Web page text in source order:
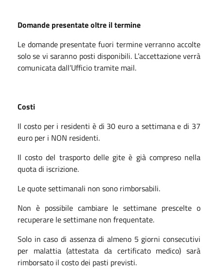
Domande presentate oltre il termine
Le domande presentate fuori termine verranno accolte
solo se vi saranno posti disponibili. L’accettazione verrà
comunicata dall’Ufficio tramite mail.
Costi
Il costo per i residenti è di 30 euro a settimana e di 37
euro per i NON residenti.
Il costo del trasporto delle gite è già compreso nella
quota di iscrizione.
Le quote settimanali non sono rimborsabili.
Non è possibile cambiare le settimane prescelte o
recuperare le settimane non frequentate.
Solo in caso di assenza di almeno 5 giorni consecutivi
per malattia (attestata da certificato medico) sarà
rimborsato il costo dei pasti previsti.